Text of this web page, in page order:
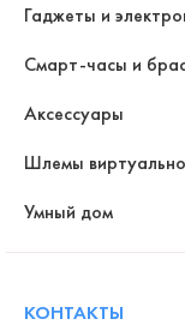
Гаджеты и
Смарт-часы и
Аксессуары
Шлемы
Умный дом
КОНТАКТЫ